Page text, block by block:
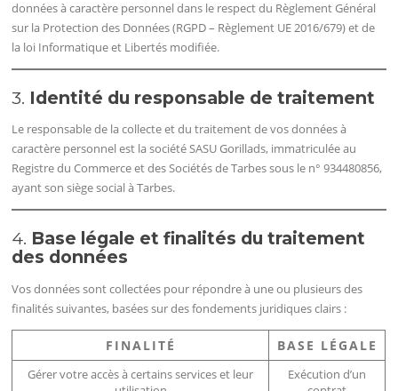
données à caractère personnel dans le respect du Règlement Général
sur la Protection des Données (RGPD – Règlement UE 2016/679) et de
la loi Informatique et Libertés modifiée.
3. Identité du responsable de traitement
Le responsable de la collecte et du traitement de vos données à
caractère personnel est la société SASU Gorillads, immatriculée au
Registre du Commerce et des Sociétés de Tarbes sous le n° 934480856,
ayant son siège social à Tarbes.
4. Base légale et finalités du traitement
des données
Vos données sont collectées pour répondre à une ou plusieurs des
finalités suivantes, basées sur des fondements juridiques clairs :
FINALITÉ BASE LÉGALE
Gérer votre accès à certains services et leur
Exécution d’un